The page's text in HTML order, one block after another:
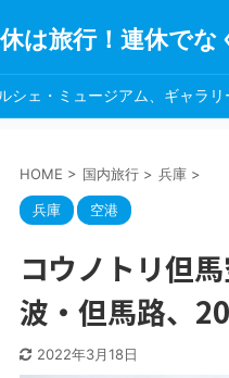
は旅行！連休でな
シェ・ミュージアム、ギャラリ
HOME > 国内旅行 > 兵庫 >
兵庫 空港
コウノトリ但
波・但馬路、
2022年3月18日